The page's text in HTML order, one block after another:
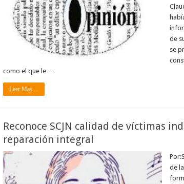
de
se
como el que le …
Leer Mas ...
Reconoce SCJN calidad de víctimas
reparación integral
de